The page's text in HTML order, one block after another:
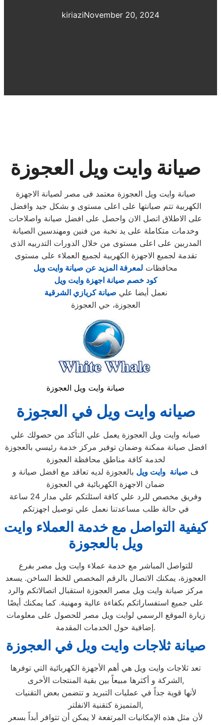
kiriaziNovember 20, 2024
صيانة وايت ويل العجوزة
صيانة وايت ويل العجوزة معتمد فى مصر لصيانة الاجهزة
الكهربية تتم صيانتها على اعلى مستوى و بشكل جيد وافضل
على الاطلاق اتصل الان واحصل على افضل صيانة واصلاحات
وخدمات متكاملة على يد نخبة من فنين ومهندسين الصيانة
المدربين على اعلى مستوى من خلال الدورات التدربيه الذى
تقدمة لجميع الاجهزة الكهربية لجميع العملاء على مستوى
محافظات لمعرفة المزيد عن صيانة وايت ويل
كود خصم صيانة اجهزة وايت ويل
نعمل أيضا علي صيانة كريازي الشرقية
العجوزة، حي العجوزة
صيانة وايت ويل العجوزة
صيانه وايت ويل في العجوزة
صيانه وايت ويل العجوزة يعمل علي التأكد من حصولك علي
افضل صيانة ممكنة وضمان توفير مركز خدمة رئيسي بالعجوزة
لخدمة كافة مناطق محافظة العجوزة
ف صيانة وايت ويل بالعجوزة لديه تعاقد مع افضل صيانة و
ضمان الاجهزة الكهربائية في العجوزة
وفريق مخصص للرد علي كافة اسئلتكم علي مدار 24 ساعة
في حالة طلب مساعدتنا نعمل علي توصيل اجهزتكم
كيفية التواصل مع خدمة العملاء وايت
ويل بالعجوزة
للتواصل المباشر مع خدمة عملاء وايت ويل مصر بفرع
العجوزة، يمكنك الاتصال بالرقم المخصص للخط الساخن. يسعد
مركز صيانة وايت ويل مصر العجوزة استقبال اتصالاتكم والرد
على جميع استفساراتكم بكفاءة عالية ومهنية. كما يمكنك أيضًا
زيارة الموقع الرسمي لوايت ويل مصر للحصول على معلومات
إضافية حول الخدمات المقدمة.
صيانة ثلاجات وايت ويل في العجوزة
تعد ثلاجات وايت ويل هي أهم الأجهزة الكهربائية التي توفرها
الشركة و أكثرها مبيعاً بين بقية المنتجات الأخرى,
لأنها قوية جداً في عمليات التبريد و تتضمن بعض التقنيات
المتميزة كتقنية الانفلتر,
لأن مثل هذه الإمكانيات المرتفعة لا يمكن أن تتوافر أبداً بسعر